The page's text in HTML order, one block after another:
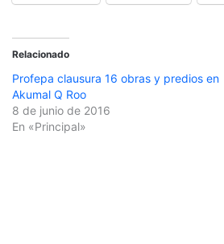
Relacionado
Profepa clausura 16 obras y predios en
Akumal Q Roo
8 de junio de 2016
En «Principal»